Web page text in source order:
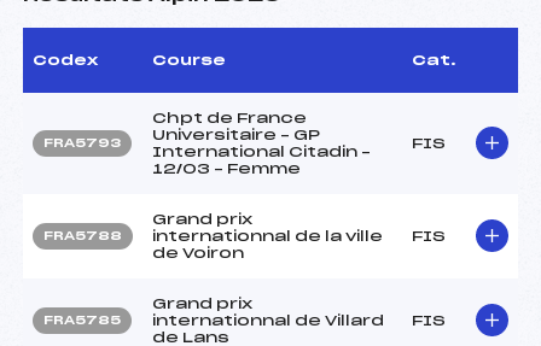
Codex Course Cat.
FRA5793
Chpt de France
Universitaire – GP
International Citadin –
12/03 – Femme
FIS
FRA5788
Grand prix
internationnal de la ville
de Voiron
FIS
FRA5785
Grand prix
internationnal de Villard
de Lans
FIS